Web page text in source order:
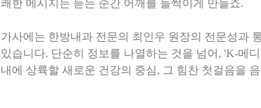
쾌한 메시지는 듣는 순간 어깨를 들썩이게 만들죠.
가사에는 한방내과 전문의 최인우 원장의 전문성과
있습니다. 단순히 정보를 나열하는 것을 넘어, 'K-메
내에 상륙할 새로운 건강의 중심, 그 힘찬 첫걸음을